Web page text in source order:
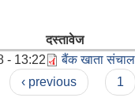
दस्तावेज
- 13:22 बैंक खाता
‹ previous 1